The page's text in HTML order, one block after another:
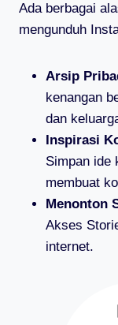
Ada berbagai
mengunduh
Arsip
kenangan
dan
Inspirasi
Simpan ide
membuat
Menonton
Akses
internet.